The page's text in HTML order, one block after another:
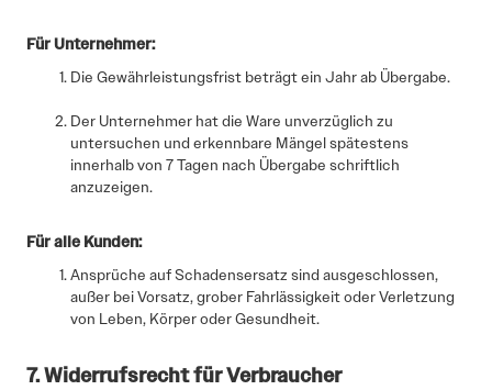
Für Unternehmer:
Die Gewährleistungsfrist beträgt ein Jahr ab Übergabe.
Der Unternehmer hat die Ware unverzüglich zu
untersuchen und erkennbare Mängel spätestens
innerhalb von 7 Tagen nach Übergabe schriftlich
anzuzeigen.
Für alle Kunden:
Ansprüche auf Schadensersatz sind ausgeschlossen,
außer bei Vorsatz, grober Fahrlässigkeit oder Verletzung
von Leben, Körper oder Gesundheit.
7. Widerrufsrecht für Verbraucher